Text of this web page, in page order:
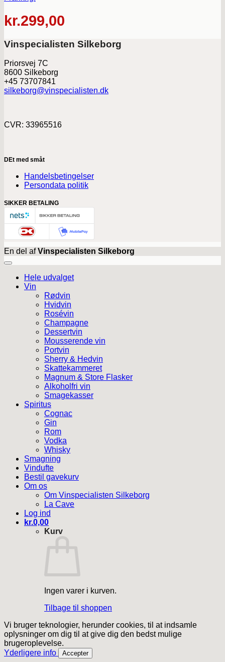
kr.299,00
Vinspecialisten Silkeborg
Priorsvej 7C
8600 Silkeborg
+45 73707841
silkeborg@vinspecialisten.dk
CVR: 33965516
DEt med småt
Handelsbetingelser
Persondata politik
SIKKER BETALING
En del afVinspecialisten Silkeborg
Hele udvalget
Vin
Rødvin
Hvidvin
Rosévin
Champagne
Dessertvin
Mousserende vin
Portvin
Sherry & Hedvin
Skattekammeret
Magnum & Store Flasker
Alkoholfri vin
Smagekasser
Spiritus
Cognac
Gin
Rom
Vodka
Whisky
Smagning
Vindufte
Bestil gavekurv
Om os
Om Vinspecialisten Silkeborg
La Cave
Log ind
kr.0,00
Kurv
Ingen varer i kurven.
Tilbage til shoppen
Vi bruger teknologier, herunder cookies, til at indsamle
oplysninger om dig til at give dig den bedst mulige
brugeroplevelse.
Yderligere info
Accepter